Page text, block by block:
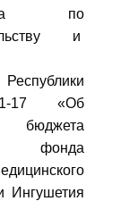
по
и
17 «Об
фонда
Ингушетия